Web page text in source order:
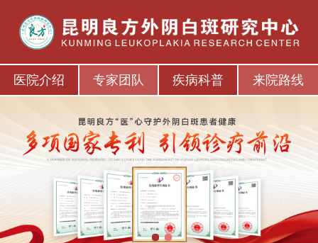
医院介绍 专家团队 疾病科普 来院路线